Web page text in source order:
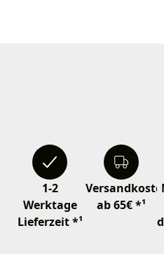
1-2
Werktage
Lieferzeit *¹
ab 65€ *¹